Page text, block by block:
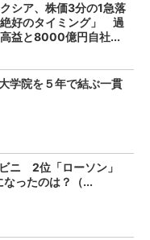
シア、株価3分の1急落
好のタイミング」 過
益と8000億円自社...
学院を５年で結ぶ一貫
ニ 2位「ローソン」
なったのは？（...